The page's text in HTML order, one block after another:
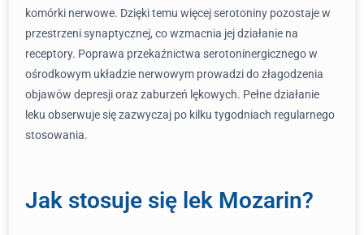
komórki nerwowe. Dzięki temu więcej serotoniny pozostaje w
przestrzeni synaptycznej, co wzmacnia jej działanie na
receptory. Poprawa przekaźnictwa serotoninergicznego w
ośrodkowym układzie nerwowym prowadzi do złagodzenia
objawów depresji oraz zaburzeń lękowych. Pełne działanie
leku obserwuje się zazwyczaj po kilku tygodniach regularnego
stosowania.
Jak stosuje się lek Mozarin?